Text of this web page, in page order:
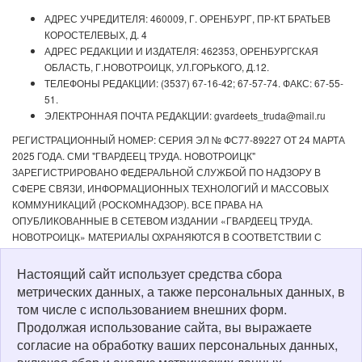
АДРЕС УЧРЕДИТЕЛЯ: 460009, Г. ОРЕНБУРГ, ПР-КТ БРАТЬЕВ
КОРОСТЕЛЕВЫХ, Д. 4
АДРЕС РЕДАКЦИИ И ИЗДАТЕЛЯ: 462353, ОРЕНБУРГСКАЯ
ОБЛАСТЬ, Г.НОВОТРОИЦК, УЛ.ГОРЬКОГО, Д.12.
ТЕЛЕФОНЫ РЕДАКЦИИ: (3537) 67-16-42; 67-57-74. ФАКС: 67-55-
51.
ЭЛЕКТРОННАЯ ПОЧТА РЕДАКЦИИ: gvardeets_truda@mail.ru
РЕГИСТРАЦИОННЫЙ НОМЕР: СЕРИЯ ЭЛ № ФС77-89227 ОТ 24 МАРТА
2025 ГОДА. СМИ "ГВАРДЕЕЦ ТРУДА. НОВОТРОИЦК"
ЗАРЕГИСТРИРОВАНО ФЕДЕРАЛЬНОЙ СЛУЖБОЙ ПО НАДЗОРУ В
СФЕРЕ СВЯЗИ, ИНФОРМАЦИОННЫХ ТЕХНОЛОГИЙ И МАССОВЫХ
КОММУНИКАЦИЙ (РОСКОМНАДЗОР). ВСЕ ПРАВА НА
ОПУБЛИКОВАННЫЕ В СЕТЕВОМ ИЗДАНИИ «ГВАРДЕЕЦ ТРУДА.
НОВОТРОИЦК» МАТЕРИАЛЫ ОХРАНЯЮТСЯ В СООТВЕТСТВИИ С
ЗАКОНОДАТЕЛЬСТВОМ РФ. ЛЮБОЕ ИСПОЛЬЗОВАНИЕ МАТЕРИАЛОВ
ДОПУСКАЕТСЯ ТОЛЬКО ПО СОГЛАСОВАНИЮ С РЕДАКЦИЕЙ С
ОБЯЗАТЕЛЬНОЙ АКТИВНОЙ ССЫЛКОЙ НА ИСТОЧНИК. РЕДАКЦИЯ НЕ
НЕСЕТ ОТВЕТСТВЕННОСТИ ЗА ДОСТОВЕРНОСТЬ РЕКЛАМНЫХ
МАТЕРИАЛОВ, РАЗМЕЩЕННЫХ В СЕТЕВОМ ИЗДАНИИ «ГВАРДЕЕЦ
ТРУДА. НОВОТРОИЦК», А ТАКЖЕ ЗА СОДЕРЖАНИЕ ВЕБ-САЙТОВ, НА
КОТОРЫЕ ДАНЫ ГИПЕРССЫЛКИ. ДЛЯ ДЕТЕЙ СТАРШЕ 16 ЛЕТ.
Настоящий сайт использует средства сбора
метрических данных, а также персональных данных, в
том числе с использованием внешних форм.
Продолжая использование сайта, вы выражаете
согласие на обработку ваших персональных данных,